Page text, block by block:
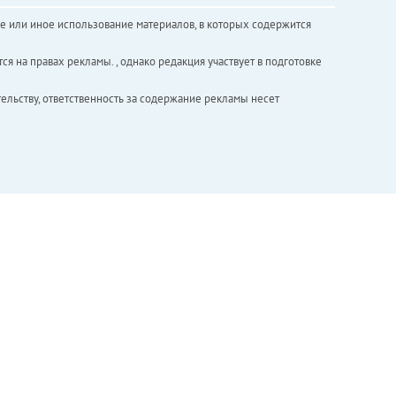
иное использование материалов, в которых содержится
правах рекламы. , однако редакция участвует в подготовке
ответственность за содержание рекламы несет